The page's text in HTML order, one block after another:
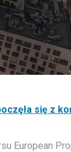
się z
European